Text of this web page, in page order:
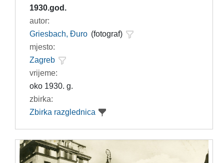
1930.god.
autor:
Griesbach, Đuro (fotograf)
mjesto:
Zagreb
vrijeme:
oko 1930. g.
zbirka:
Zbirka razglednica